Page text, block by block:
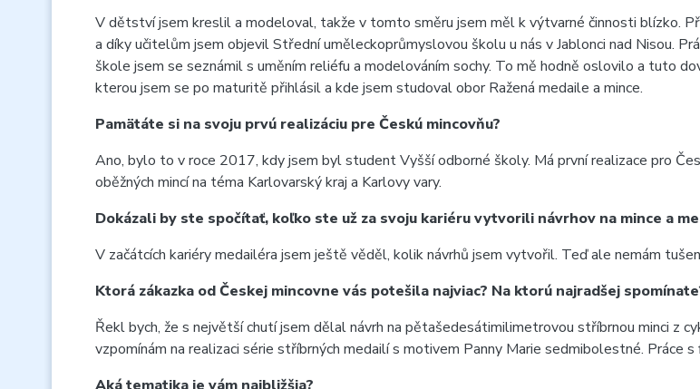
V dětství jsem kreslil a modeloval, takže v tomto směru jsem měl k výtvarné činnosti blízko.
a díky učitelům jsem objevil Střední uměleckoprůmyslovou školu u nás v Jablonci nad Nisou.
škole jsem se seznámil s uměním reliéfu a modelováním sochy. To mě hodně oslovilo a tuto
kterou jsem se po maturitě přihlásil a kde jsem studoval obor Ražená medaile a mince.
Pamätáte si na svoju prvú realizáciu pre Českú mincovňu?
Ano, bylo to v roce 2017, kdy jsem byl student Vyšší odborné školy. Má první realizace pro
oběžných mincí na téma Karlovarský kraj a Karlovy vary.
Dokázali by ste spočítať, koľko ste už za svoju kariéru vytvorili návrhov na mince a
V začátcích kariéry medailéra jsem ještě věděl, kolik návrhů jsem vytvořil. Teď ale nemám
Ktorá zákazka od Českej mincovne vás potešila najviac? Na ktorú najradšej
Řekl bych, že s největší chutí jsem dělal návrh na pětašedesátimilimetrovou stříbrnou minci z
vzpomínám na realizaci série stříbrných medailí s motivem Panny Marie sedmibolestné. Práce